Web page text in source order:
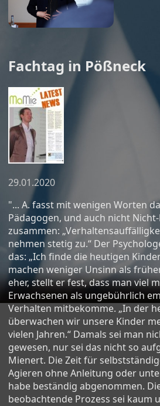
Fachtag in Pößneck
29.01.2020
"... A. fasst mit wenigen Worten
Pädagogen, und auch nicht
zusammen:
nehmen stetig zu.“ Der
das: „Ich finde die heutigen
machen weniger Unsinn als
eher, stellt er fest, dass man viel
Erwachsenen als ungebührlich
Verhalten mitbekomme. „In der
überwachen wir unsere Kinder
vielen Jahren.“ Damals sei man
gewesen, nur sei das nicht so
Mienert. Die Zeit für
Agieren ohne Anleitung oder
habe beständig abgenommen.
beobachtende Prozess sei kaum